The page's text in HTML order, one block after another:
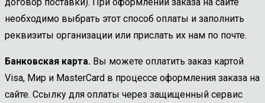
договор поставки). При оформлении заказа на сайте
необходимо выбрать этот способ оплаты и заполнить
реквизиты организации или прислать их нам по почте.
Банковская карта. Вы можете оплатить заказ картой
Visa, Мир и MasterCard в процессе оформления заказа на
сайте. Ссылку для оплаты через защищенный сервис